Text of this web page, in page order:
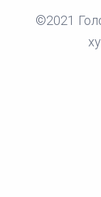
©2021